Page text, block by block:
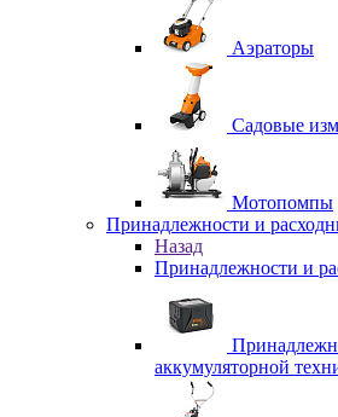
Аэраторы
Садовые
Мотопомпы
Принадлежности и
Назад
Принадлежности и
аккумуляторной